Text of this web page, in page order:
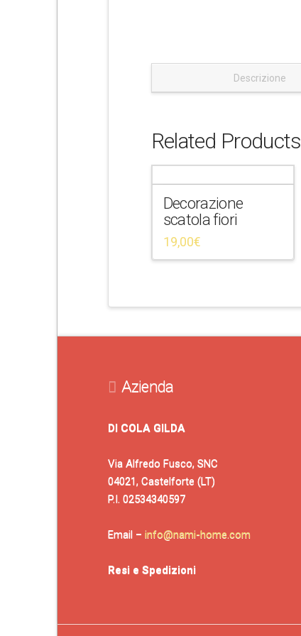
Descrizione
Related Products
Decorazione
scatola fiori
19,00€
Azienda
DI COLA GILDA
Via Alfredo Fusco, SNC
04021, Castelforte (LT)
P.I. 02534340597
Email – info@nami-home.com
Resi e Spedizioni